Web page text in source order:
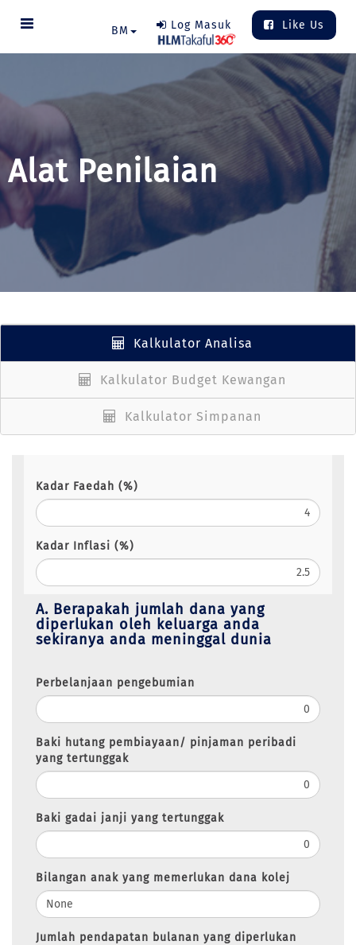
BM Log Masuk Like Us
Alat Penilaian
Kalkulator Analisa
Kalkulator Budget Kewangan
Kalkulator Simpanan
Kadar Faedah (%)
Kadar Inflasi (%)
A. Berapakah jumlah dana yang
diperlukan oleh keluarga anda
sekiranya anda meninggal dunia
Perbelanjaan pengebumian
Baki hutang pembiayaan/ pinjaman peribadi
yang tertunggak
Baki gadai janji yang tertunggak
Bilangan anak yang memerlukan dana kolej
Jumlah pendapatan bulanan yang diperlukan